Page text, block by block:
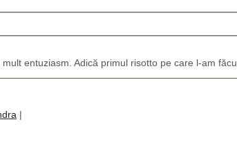
entuziasm. Adică primul risotto pe care l-am
|